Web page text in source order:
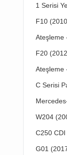
1 Serisi
F10
F20
C Serisi
W204
C250 CDI
G01